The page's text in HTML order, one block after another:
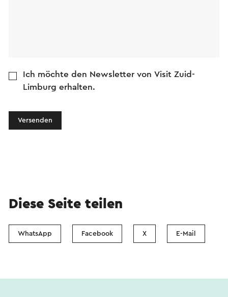
Ich möchte den Newsletter von Visit Zuid-
Limburg erhalten.
Versenden
Diese Seite teilen
WhatsApp Facebook X E-Mail